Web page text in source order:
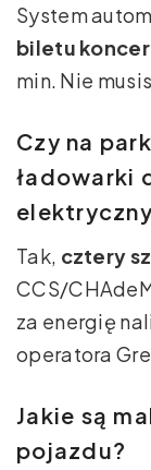
System
biletu
min. Nie
Czy na
ładowarki
Tak, cztery
CCS/
za energię
operatora
Jakie są
pojazdu?